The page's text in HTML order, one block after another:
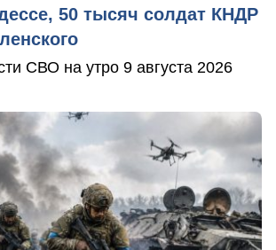
50 тысяч солдат КНДР
СВО на утро 9 августа 2026